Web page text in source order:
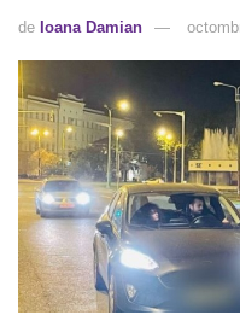
de Ioana Damian